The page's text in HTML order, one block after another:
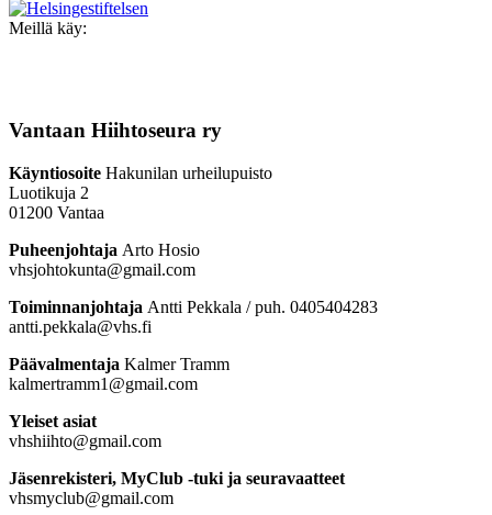
Meillä käy:
Vantaan Hiihtoseura ry
Käyntiosoite Hakunilan urheilupuisto
Luotikuja 2
01200 Vantaa
Puheenjohtaja Arto Hosio
vhsjohtokunta@gmail.com
Toiminnanjohtaja Antti Pekkala / puh. 0405404283
antti.pekkala@vhs.fi
Päävalmentaja Kalmer Tramm
kalmertramm1@gmail.com
Yleiset asiat
vhshiihto@gmail.com
Jäsenrekisteri, MyClub -tuki ja seuravaatteet
vhsmyclub@gmail.com